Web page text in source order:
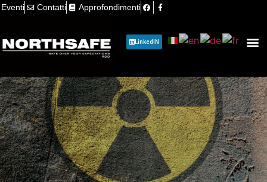
Eventi Contatti Approfondimenti
LinkedIN